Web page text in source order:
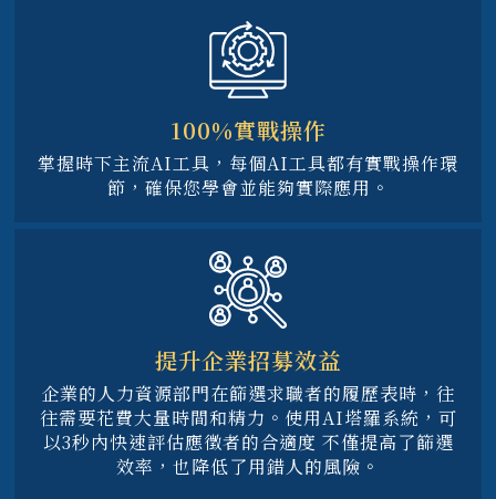
100%實戰操作
掌握時下主流AI工具，每個AI工具都有實戰操作環
節，確保您學會並能夠實際應用。
提升企業招募效益
企業的人力資源部門在篩選求職者的履歷表時，往
往需要花費大量時間和精力。使用AI塔羅系統，可
以3秒內快速評估應徵者的合適度 不僅提高了篩選
效率，也降低了用錯人的風險。